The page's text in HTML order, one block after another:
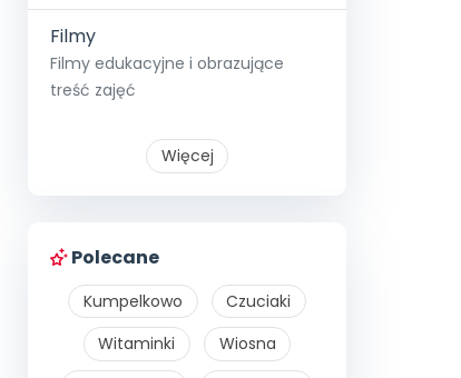
Filmy
Filmy edukacyjne i obrazujące
treść zajęć
Więcej
Polecane
Kumpelkowo
Czuciaki
Witaminki
Wiosna